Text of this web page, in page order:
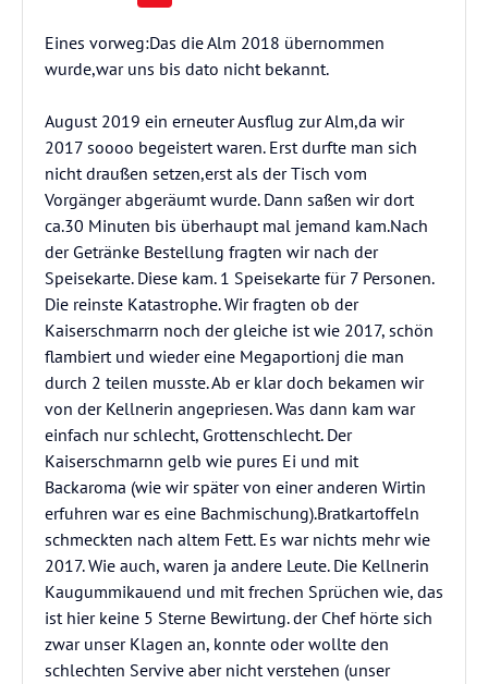
Eines vorweg:Das die Alm 2018 übernommen
wurde,war uns bis dato nicht bekannt.
August 2019 ein erneuter Ausflug zur Alm,da wir
2017 soooo begeistert waren. Erst durfte man sich
nicht draußen setzen,erst als der Tisch vom
Vorgänger abgeräumt wurde. Dann saßen wir dort
ca.30 Minuten bis überhaupt mal jemand kam.Nach
der Getränke Bestellung fragten wir nach der
Speisekarte. Diese kam. 1 Speisekarte für 7 Personen.
Die reinste Katastrophe. Wir fragten ob der
Kaiserschmarrn noch der gleiche ist wie 2017, schön
flambiert und wieder eine Megaportionj die man
durch 2 teilen musste. Ab er klar doch bekamen wir
von der Kellnerin angepriesen. Was dann kam war
einfach nur schlecht, Grottenschlecht. Der
Kaiserschmarnn gelb wie pures Ei und mit
Backaroma (wie wir später von einer anderen Wirtin
erfuhren war es eine Bachmischung).Bratkartoffeln
schmeckten nach altem Fett. Es war nichts mehr wie
2017. Wie auch, waren ja andere Leute. Die Kellnerin
Kaugummikauend und mit frechen Sprüchen wie, das
ist hier keine 5 Sterne Bewirtung. der Chef hörte sich
zwar unser Klagen an, konnte oder wollte den
schlechten Servive aber nicht verstehen (unser